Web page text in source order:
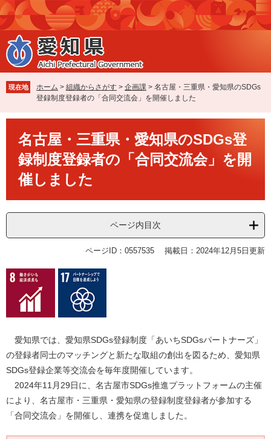
ペ
ー
ジ
の
先
で
す
メ
ニ
ュ
ー
を
ば
し
本
現在地 ホーム > 組織からさがす > 企画課 > 名古屋・三重県・愛知県のSDGs
登録制度登録者の「合同交流会」を開催しました
名古屋・三重県・愛知県のSDGs登
録制度登録者の「合同交流会」を開
催しました
ページ内目次
ページID：0557535 掲載日：2024年12月5日更新
愛知県では、愛知県SDGs登録制度「あいちSDGsパートナーズ」
の登録者同士のマッチングと新たな取組の創出を図るため、愛知県
SDGs登録企業等交流会を毎年度開催しています。
2024年11月29日に、名古屋市SDGs推進プラットフォームの主催
により、名古屋市・三重県・愛知県の登録制度登録者が参加する
「合同交流会」を開催し、連携を促進しました。